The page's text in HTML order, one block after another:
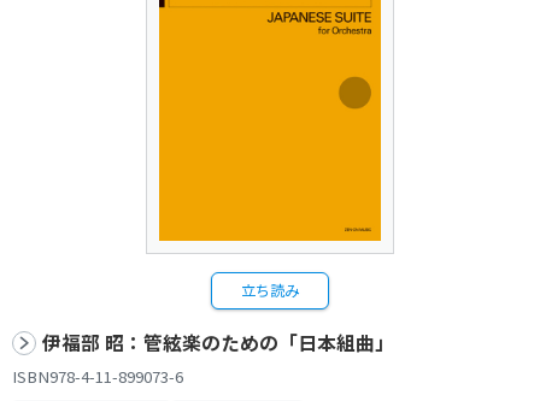
立ち読み
伊福部 昭：管絃楽のための「日本組曲」
ISBN978-4-11-899073-6